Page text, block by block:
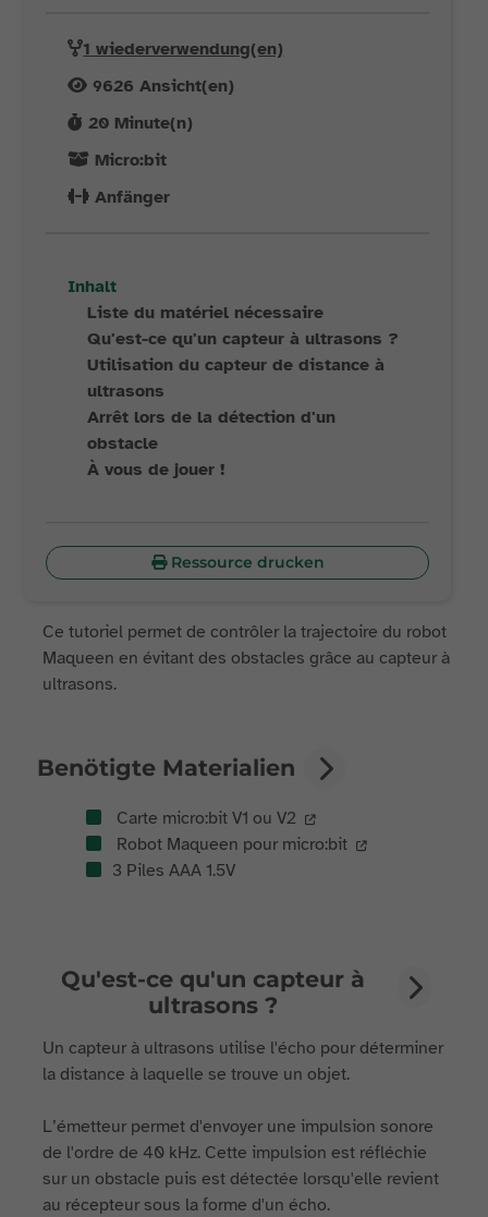
1 wiederverwendung(en)
9626 Ansicht(en)
20 Minute(n)
Micro:bit
Anfänger
Inhalt
Liste du matériel nécessaire
Qu'est-ce qu'un capteur à ultrasons ?
Utilisation du capteur de distance à
ultrasons
Arrêt lors de la détection d'un
obstacle
À vous de jouer !
Ressource drucken
Ce tutoriel permet de contrôler la trajectoire du robot
Maqueen en évitant des obstacles grâce au capteur à
ultrasons.
Benötigte Materialien
Carte micro:bit V1 ou V2
Robot Maqueen pour micro:bit
3 Piles AAA 1.5V
Qu'est-ce qu'un capteur à
ultrasons ?
Un capteur à ultrasons utilise l'écho pour déterminer
la distance à laquelle se trouve un objet.
L’émetteur permet d'envoyer une impulsion sonore
de l'ordre de 40 kHz. Cette impulsion est réfléchie
sur un obstacle puis est détectée lorsqu'elle revient
au récepteur sous la forme d'un écho.